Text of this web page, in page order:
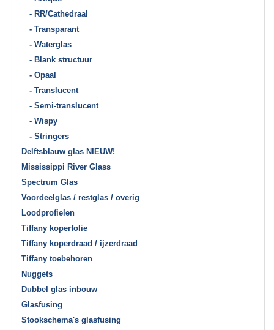
- RR/Cathedraal
- Transparant
- Waterglas
- Blank structuur
- Opaal
- Translucent
- Semi-translucent
- Wispy
- Stringers
Delftsblauw glas NIEUW!
Mississippi River Glass
Spectrum Glas
Voordeelglas / restglas / overig
Loodprofielen
Tiffany koperfolie
Tiffany koperdraad / ijzerdraad
Tiffany toebehoren
Nuggets
Dubbel glas inbouw
Glasfusing
Stookschema's glasfusing